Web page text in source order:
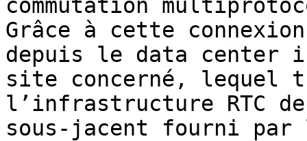
commutation
Grâce à cette
depuis le data center
site concerné, lequel
l’infrastructure RTC
sous-jacent fourni